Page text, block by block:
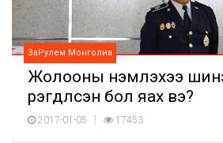
ЗаРулем Монголиа
Жолооны үнэмлэхээ
үрэгдүүлсэн бол яах вэ?
2017-01-05 17453